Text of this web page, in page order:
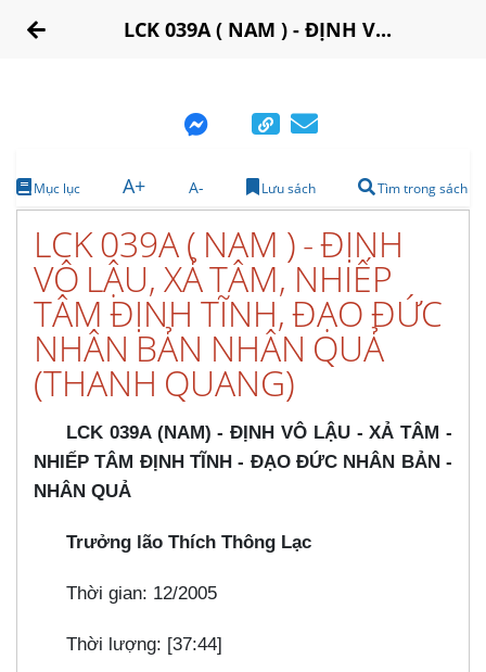
LCK 039A ( NAM ) - ĐỊNH V...
Mục lục A+ A- Lưu sách Tìm trong sách
LCK 039A ( NAM ) - ĐỊNH
VÔ LẬU, XẢ TÂM, NHIẾP
TÂM ĐỊNH TĨNH, ĐẠO ĐỨC
NHÂN BẢN NHÂN QUẢ
(THANH QUANG)
LCK 039A (NAM) - ĐỊNH VÔ LẬU - XẢ TÂM -
NHIẾP TÂM ĐỊNH TĨNH - ĐẠO ĐỨC NHÂN BẢN -
NHÂN QUẢ
Trưởng lão Thích Thông Lạc
Thời gian: 12/2005
Thời lượng: [37:44]